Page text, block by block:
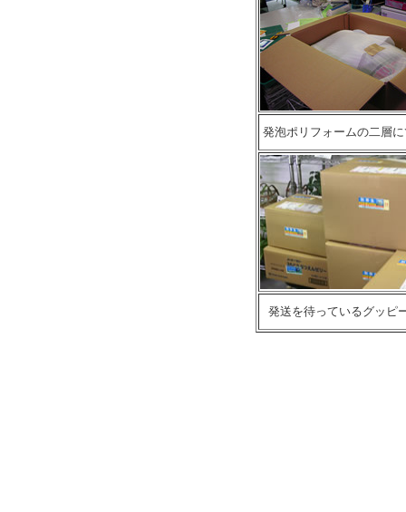
発泡ポリフォームの二層
発送を待っているグッピ